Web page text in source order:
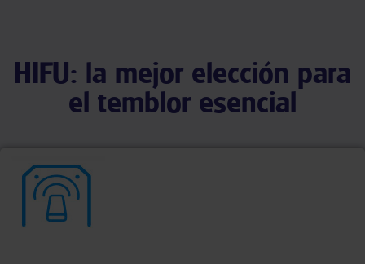
HIFU: la mejor elección para
el temblor esencial